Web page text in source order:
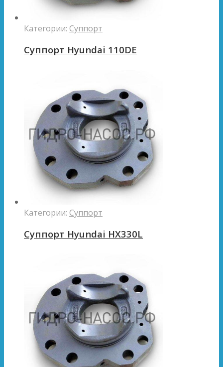
Категории: Суппорт
Суппорт Hyundai 110DE
Категории: Суппорт
Суппорт Hyundai HX330L